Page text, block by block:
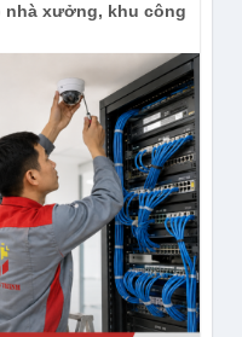
nhà xưởng, khu công